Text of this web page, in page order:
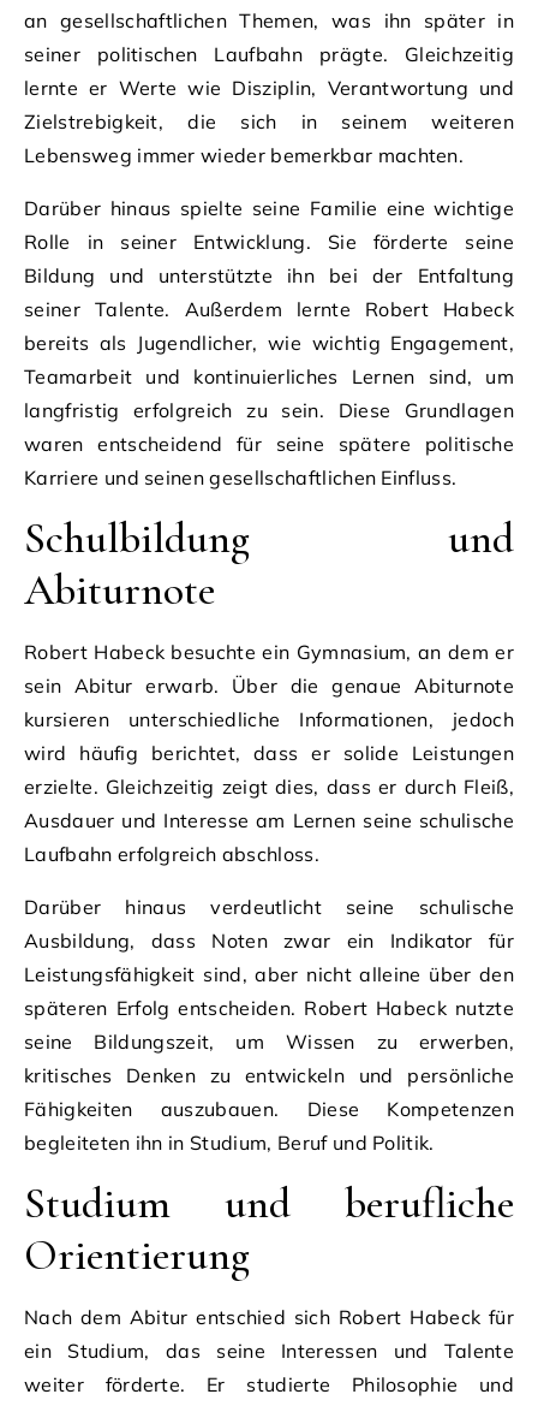
an gesellschaftlichen Themen, was ihn später in
seiner politischen Laufbahn prägte. Gleichzeitig
lernte er Werte wie Disziplin, Verantwortung und
Zielstrebigkeit, die sich in seinem weiteren
Lebensweg immer wieder bemerkbar machten.
Darüber hinaus spielte seine Familie eine wichtige
Rolle in seiner Entwicklung. Sie förderte seine
Bildung und unterstützte ihn bei der Entfaltung
seiner Talente. Außerdem lernte Robert Habeck
bereits als Jugendlicher, wie wichtig Engagement,
Teamarbeit und kontinuierliches Lernen sind, um
langfristig erfolgreich zu sein. Diese Grundlagen
waren entscheidend für seine spätere politische
Karriere und seinen gesellschaftlichen Einfluss.
Schulbildung und
Abiturnote
Robert Habeck besuchte ein Gymnasium, an dem er
sein Abitur erwarb. Über die genaue Abiturnote
kursieren unterschiedliche Informationen, jedoch
wird häufig berichtet, dass er solide Leistungen
erzielte. Gleichzeitig zeigt dies, dass er durch Fleiß,
Ausdauer und Interesse am Lernen seine schulische
Laufbahn erfolgreich abschloss.
Darüber hinaus verdeutlicht seine schulische
Ausbildung, dass Noten zwar ein Indikator für
Leistungsfähigkeit sind, aber nicht alleine über den
späteren Erfolg entscheiden. Robert Habeck nutzte
seine Bildungszeit, um Wissen zu erwerben,
kritisches Denken zu entwickeln und persönliche
Fähigkeiten auszubauen. Diese Kompetenzen
begleiteten ihn in Studium, Beruf und Politik.
Studium und berufliche
Orientierung
Nach dem Abitur entschied sich Robert Habeck für
ein Studium, das seine Interessen und Talente
weiter förderte. Er studierte Philosophie und